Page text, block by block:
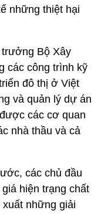
những thiệt hại
Bộ Xây
các công trình kỹ
đô thị ở Việt
và quản lý dự án
các cơ quan
nhà thầu và cả
các chủ đầu
hiện trạng chất
những giải